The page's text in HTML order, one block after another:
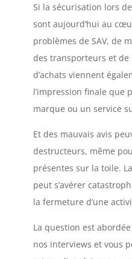
Si la sécurisation lors
sont aujourd’hui au
problèmes de SAV, de
des transporteurs et
d’achats viennent
l’impression finale que
marque ou un service
Et des mauvais avis
destructeurs, même
présentes sur la toile.
peut s’avérer
la fermeture d’une
La question est
nos interviews et vous